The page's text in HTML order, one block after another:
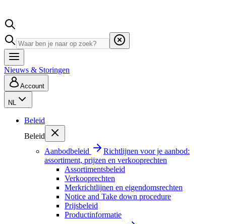
Nieuws & Storingen
Account
NL
Beleid
Beleid
Aanbodbeleid
Richtlijnen voor je aanbod:
assortiment, prijzen en verkooprechten
Assortimentsbeleid
Verkooprechten
Merkrichtlijnen en eigendomsrechten
Notice and Take down procedure
Prijsbeleid
Productinformatie